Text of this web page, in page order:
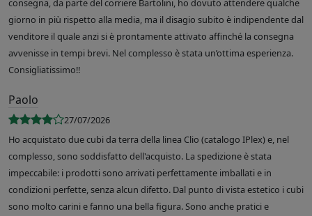
consegna, da parte del corriere Bartolini, ho dovuto attendere qualche
giorno in più rispetto alla media, ma il disagio subito è indipendente dal
venditore il quale anzi si è prontamente attivato affinché la consegna
avvenisse in tempi brevi. Nel complesso è stata un’ottima esperienza.
Consigliatissimo!!
Paolo
27/07/2026
Ho acquistato due cubi da terra della linea Clio (catalogo IPlex) e, nel
complesso, sono soddisfatto dell'acquisto. La spedizione è stata
impeccabile: i prodotti sono arrivati perfettamente imballati e in
condizioni perfette, senza alcun difetto. Dal punto di vista estetico i cubi
sono molto carini e fanno una bella figura. Sono anche pratici e